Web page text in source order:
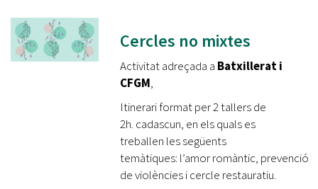
Cercles no mixtes
Activitat adreçada a Batxillerat i
CFGM,​
Itinerari format per 2 tallers de
2h. cadascun, en els quals es
treballen les següents
temàtiques: l’amor romàntic, prevenció
de violències i cercle restauratiu.